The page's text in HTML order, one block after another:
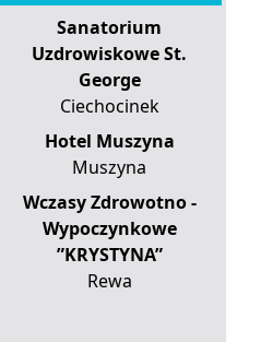
Sanatorium
Uzdrowiskowe St.
George
Ciechocinek
Hotel Muszyna
Muszyna
Wczasy Zdrowotno -
Wypoczynkowe
”KRYSTYNA”
Rewa